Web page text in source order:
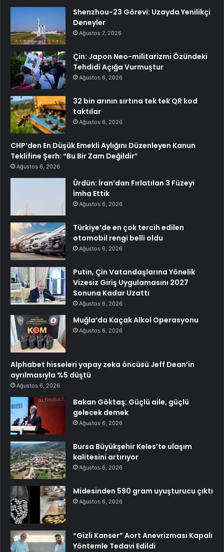
Shenzhou-23 Görevi: Uzayda Yenilikçi
Deneyler
Ağustos 7, 2026
Çin: Japon Neo-militarizmi Özündeki
Tehdidi Açığa Vurmuştur
Ağustos 6, 2026
32 bin arının sırtına tek tek QR kod
taktılar
Ağustos 6, 2026
CHP’den En Düşük Emekli Aylığını Düzenleyen Kanun
Teklifine Şerh: “Bu Bir Zam Değildir”
Ağustos 6, 2026
Ürdün: İran’dan Fırlatılan 3 Füzeyi
İmha Ettik
Ağustos 6, 2026
Türkiye’de en çok tercih edilen
otomobil rengi belli oldu
Ağustos 6, 2026
Putin, Çin Vatandaşlarına Yönelik
Vizesiz Giriş Uygulamasını 2027
Sonuna Kadar Uzattı
Ağustos 6, 2026
Muğla’da Kaçak Alkol Operasyonu
Ağustos 6, 2026
Alphabet hisseleri yapay zeka öncüsü Jeff Dean’in
ayrılmasıyla %5 düştü
Ağustos 6, 2026
Bakan Göktaş: Güçlü aile, güçlü
gelecek demek
Ağustos 6, 2026
Bursa Büyükşehir Keles’te ulaşım
kalitesini artırıyor
Ağustos 6, 2026
Midesinden 590 gram uyuşturucu çıktı
Ağustos 6, 2026
“Gizli Kanser” Aort Anevrizması Kapalı
Yöntemle Tedavi Edildi